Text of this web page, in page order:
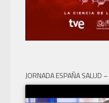
JORNADA ESPAÑA SALUD